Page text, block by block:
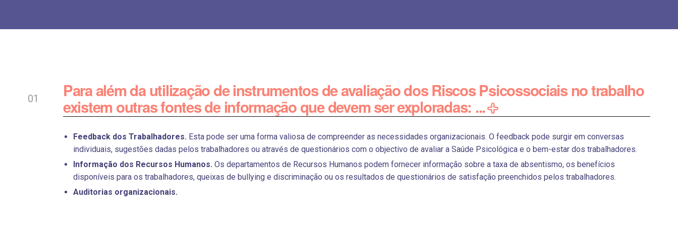
Para além da utilização de instrumentos de avaliação dos Riscos Psicossociais no trabalho
existem outras fontes de informação que devem ser exploradas: ...
Feedback dos Trabalhadores. Esta pode ser uma forma valiosa de compreender as necessidades organizacionais. O feedback pode surgir em conversas
individuais, sugestões dadas pelos trabalhadores ou através de questionários com o objectivo de avaliar a Saúde Psicológica e o bem-estar dos trabalhadores.
Informação dos Recursos Humanos. Os departamentos de Recursos Humanos podem fornecer informação sobre a taxa de absentismo, os benefícios
disponíveis para os trabalhadores, queixas de bullying e discriminação ou os resultados de questionários de satisfação preenchidos pelos trabalhadores.
Auditorias organizacionais.